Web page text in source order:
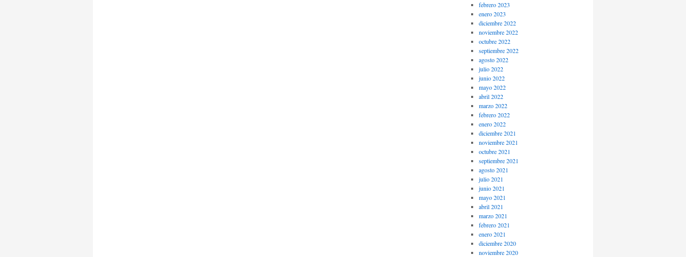
febrero 2023
enero 2023
diciembre 2022
noviembre 2022
octubre 2022
septiembre 2022
agosto 2022
julio 2022
junio 2022
mayo 2022
abril 2022
marzo 2022
febrero 2022
enero 2022
diciembre 2021
noviembre 2021
octubre 2021
septiembre 2021
agosto 2021
julio 2021
junio 2021
mayo 2021
abril 2021
marzo 2021
febrero 2021
enero 2021
diciembre 2020
noviembre 2020